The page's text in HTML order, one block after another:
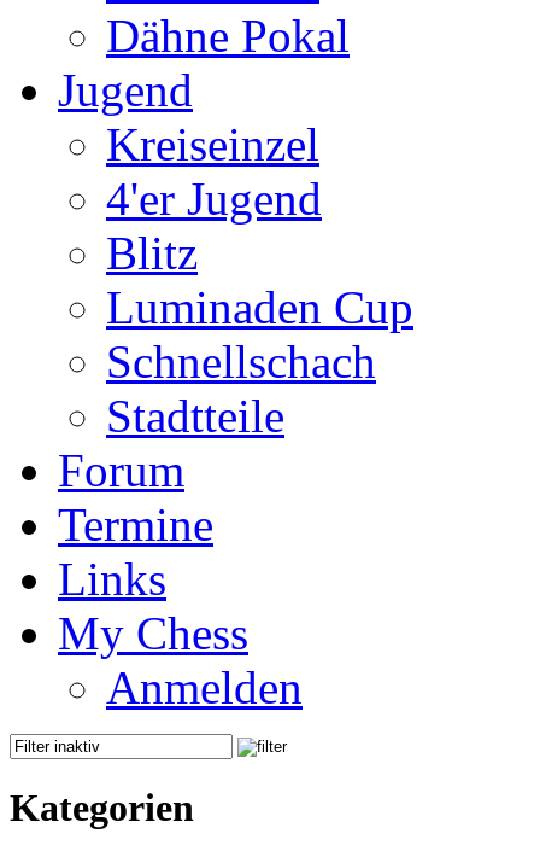
Dähne Pokal
Jugend
Kreiseinzel
4'er Jugend
Blitz
Luminaden Cup
Schnellschach
Stadtteile
Forum
Termine
Links
My Chess
Anmelden
Kategorien